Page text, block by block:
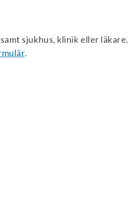
sjukhus, klinik eller läkare.
.